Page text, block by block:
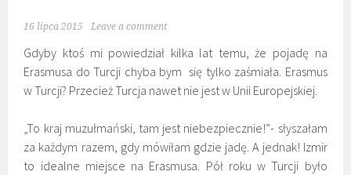
16 lipca 2015 Leave a comment
Gdyby ktoś mi powiedział kilka lat temu, że pojadę na
Erasmusa do Turcji chyba bym się tylko zaśmiała. Erasmus
w Turcji? Przecież Turcja nawet nie jest w Unii Europejskiej.
„To kraj muzułmański, tam jest niebezpiecznie!”- słyszałam
za każdym razem, gdy mówiłam gdzie jadę. A jednak! Izmir
to idealne miejsce na Erasmusa. Pół roku w Turcji było